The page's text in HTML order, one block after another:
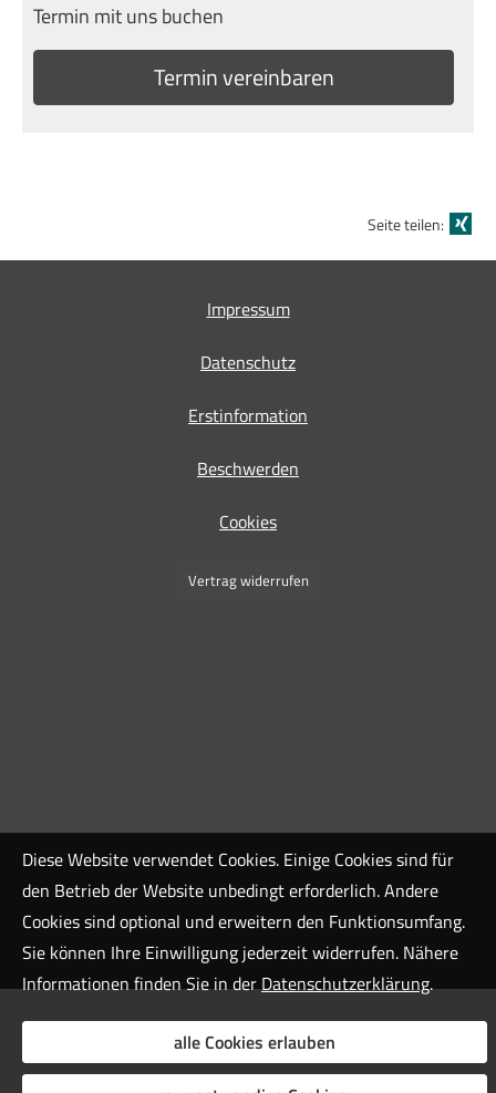
Termin mit uns buchen
Termin ver­ein­baren
Seite teilen:
Impressum
Datenschutz
Erstinformation
Beschwerden
Cookies
Vertrag widerrufen
Diese Website verwendet Cookies. Einige Cookies sind für
den Betrieb der Website unbedingt erforderlich. Andere
Cookies sind optional und erweitern den Funktionsumfang.
Sie können Ihre Einwilligung jederzeit widerrufen. Nähere
Informationen finden Sie in derDatenschutzerklärung.
alle Cookies erlauben